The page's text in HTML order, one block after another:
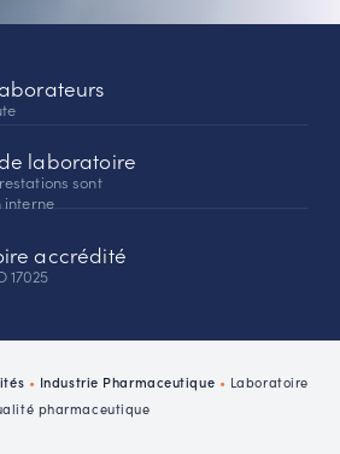
laboratoire
sont
interne
accrédité
17025
• Industrie Pharmaceutique • Laboratoire
pharmaceutique